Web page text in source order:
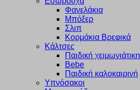
Φανελάκια
Μπόξερ
Σλιπ
Κορμάκια Βρεφικά
Κάλτσες
Παιδική χειμωνιάτικη
Bebe
Παιδική καλοκαιρινή
Υπνόσακοι